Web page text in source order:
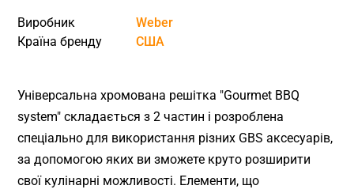
Виробник
Weber
Країна бренду
США
Універсальна хромована решітка "Gourmet BBQ
system" складається з 2 частин і розроблена
спеціально для використання різних GBS аксесуарів,
за допомогою яких ви зможете круто розширити
свої кулінарні можливості. Елементи, що